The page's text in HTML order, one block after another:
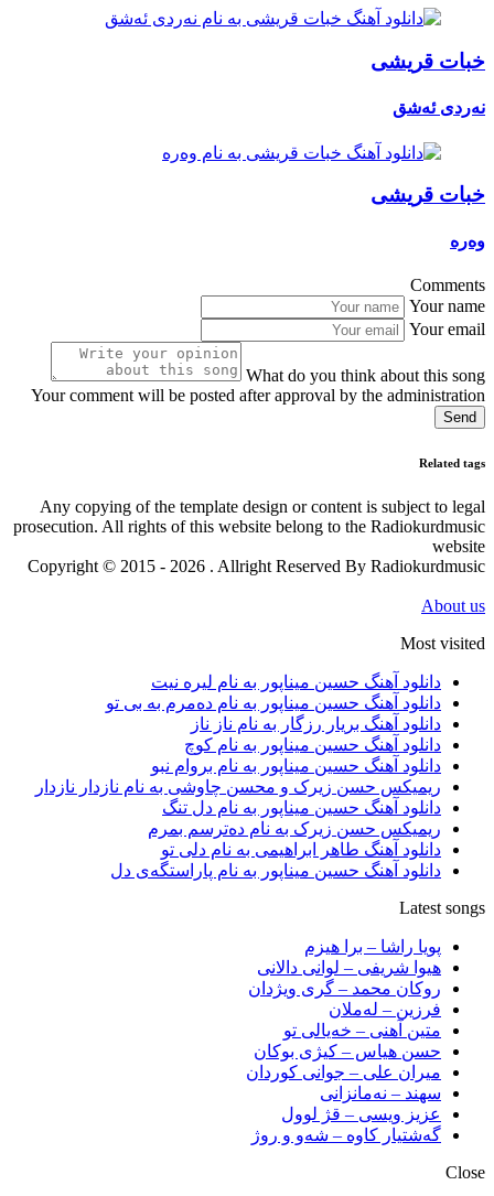
خبات قریشی
نەردی ئەشق
خبات قریشی
وەرە
Comments
Your name
Your email
What do you think about this song
Your comment will be posted after approval by the administration
Send
Related tags
Any copying of the template design or content is subject to legal
prosecution. All rights of this website belong to the Radiokurdmusic
website
Copyright © 2015 - 2026 . Allright Reserved By Radiokurdmusic
About us
Most visited
دانلود آهنگ حسین میناپور به نام لیره نیت
دانلود آهنگ حسین میناپور به نام دەمرم بە بی تو
دانلود آهنگ بریار رزگار به نام ناز ناز
دانلود آهنگ حسین میناپور به نام کوچ
دانلود آهنگ حسین میناپور به نام بروام نبو
ریمیکس حسن زیرک و محسن چاوشی به نام نازدار نازدار
دانلود آهنگ حسین میناپور به نام دل تنگ
ریمیکس حسن زیرک به نام دەترسم بمرم
دانلود آهنگ طاهر ابراهیمی به نام دلی تو
دانلود آهنگ حسین میناپور به نام پاراستگەی دل
Latest songs
پویا راشا – برا هیزم
هیوا شریفی – لوانی دالانی
روکان محمد – گری ویژدان
فرزین – لەملان
متین آهنی – خەیالی تو
حسن هیاس – کیژی بوکان
میران علی – جوانی کوردان
سهند – نەمانزانی
عزیز ویسی – قژ لوول
گەشتیار کاوە – شەو و روژ
Close